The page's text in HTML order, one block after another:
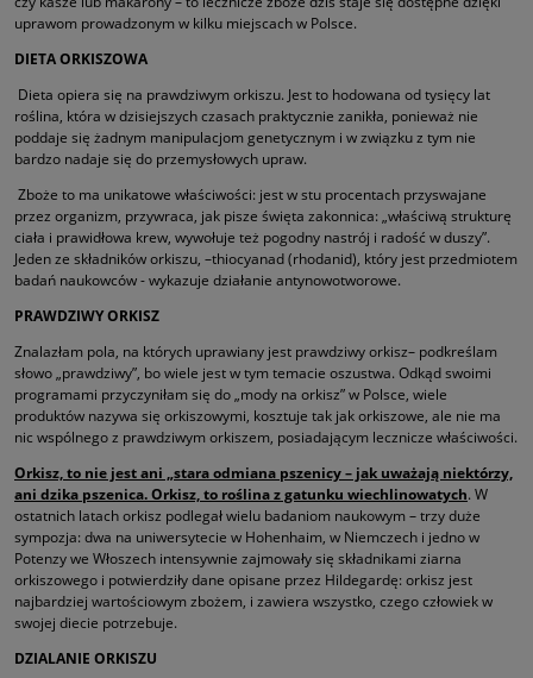
uprawom prowadzonym w kilku miejscach w Polsce.
DIETA ORKISZOWA
Dieta opiera się na prawdziwym orkiszu. Jest to hodowana od tysięcy lat
roślina, która w dzisiejszych czasach praktycznie zanikła, ponieważ nie
poddaje się żadnym manipulacjom genetycznym i w związku z tym nie
bardzo nadaje się do przemysłowych upraw.
Zboże to ma unikatowe właściwości: jest w stu procentach przyswajane
przez organizm, przywraca, jak pisze święta zakonnica: „właściwą strukturę
ciała i prawidłowa krew, wywołuje też pogodny nastrój i radość w duszy”.
Jeden ze składników orkiszu, –thiocyanad (rhodanid), który jest przedmiotem
badań naukowców - wykazuje działanie antynowotworowe.
PRAWDZIWY ORKISZ
Znalazłam pola, na których uprawiany jest prawdziwy orkisz– podkreślam
słowo „prawdziwy”, bo wiele jest w tym temacie oszustwa. Odkąd swoimi
programami przyczyniłam się do „mody na orkisz” w Polsce, wiele
produktów nazywa się orkiszowymi, kosztuje tak jak orkiszowe, ale nie ma
nic wspólnego z prawdziwym orkiszem, posiadającym lecznicze właściwości.
Orkisz, to nie jest ani „stara odmiana pszenicy – jak uważają niektórzy,
ani dzika pszenica. Orkisz, to roślina z gatunku wiechlinowatych. W
ostatnich latach orkisz podlegał wielu badaniom naukowym – trzy duże
sympozja: dwa na uniwersytecie w Hohenhaim, w Niemczech i jedno w
Potenzy we Włoszech intensywnie zajmowały się składnikami ziarna
orkiszowego i potwierdziły dane opisane przez Hildegardę: orkisz jest
najbardziej wartościowym zbożem, i zawiera wszystko, czego człowiek w
swojej diecie potrzebuje.
DZIALANIE ORKISZU